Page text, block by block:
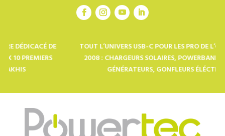
DE
TOUT L’UNIVERS USB-C POUR LES PRO DE L’OUTDOOR
2008 : CHARGEURS SOLAIRES, POWERBANKS,
GÉNÉRATEURS, GONFLEURS ÉLÉCTRIQUES…